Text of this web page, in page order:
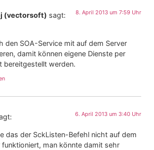
(vectorsoft) sagt: 8. April 2013 um 7:59 Uhr
den SOA-Service mit auf dem Server
damit können eigene Dienste per
bereitgestellt werden.
6. April 2013 um 3:40 Uhr
das der SckListen-Befehl nicht auf dem
funktioniert, man könnte damit sehr